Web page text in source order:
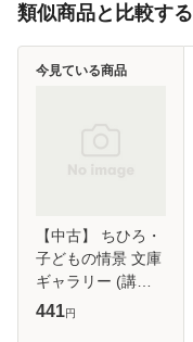
類似商品と比較する
【中古】 ちひろ・
子どもの情景 文庫
ギャラリー (講談
社文庫) / いわさき
441円
今見ている商品